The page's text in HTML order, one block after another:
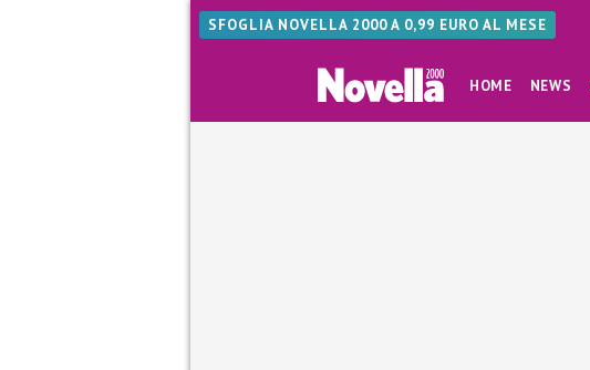
SFOGLIA NOVELLA 2000 A 0,99 EURO AL MESE
HOME NEWS